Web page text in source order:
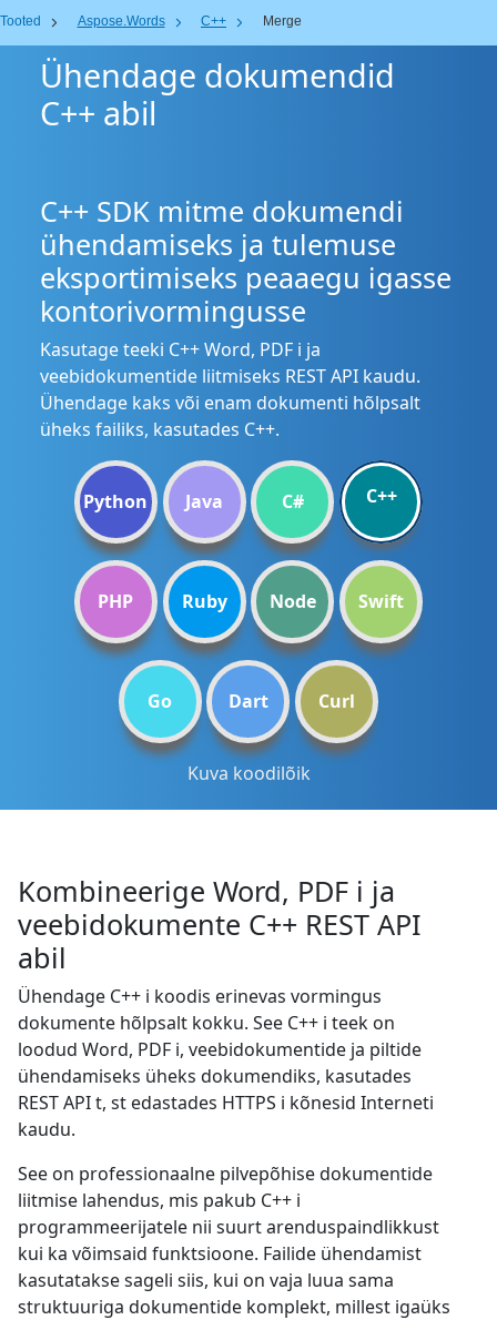
Tooted Aspose.Words C++ Merge
Ühendage dokumendid
C++ abil
C++ SDK mitme dokumendi
ühendamiseks ja tulemuse
eksportimiseks peaaegu igasse
kontorivormingusse
Kasutage teeki C++ Word, PDF i ja
veebidokumentide liitmiseks REST API kaudu.
Ühendage kaks või enam dokumenti hõlpsalt
üheks failiks, kasutades C++.
Python Java C# C++
PHP Ruby Node Swift
Go Dart Curl
Kuva koodilõik
Kombineerige Word, PDF i ja
veebidokumente C++ REST API
abil
Ühendage C++ i koodis erinevas vormingus
dokumente hõlpsalt kokku. See C++ i teek on
loodud Word, PDF i, veebidokumentide ja piltide
ühendamiseks üheks dokumendiks, kasutades
REST API t, st edastades HTTPS i kõnesid Interneti
kaudu.
See on professionaalne pilvepõhise dokumentide
liitmise lahendus, mis pakub C++ i
programmeerijatele nii suurt arenduspaindlikkust
kui ka võimsaid funktsioone. Failide ühendamist
kasutatakse sageli siis, kui on vaja luua sama
struktuuriga dokumentide komplekt, millest igaüks